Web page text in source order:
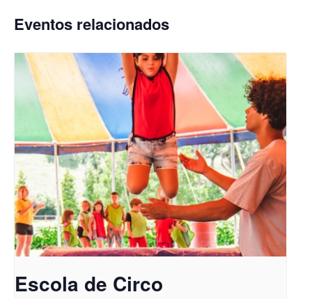
Eventos relacionados
Escola de Circo